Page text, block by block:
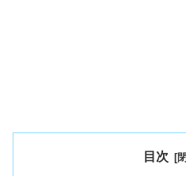
目次